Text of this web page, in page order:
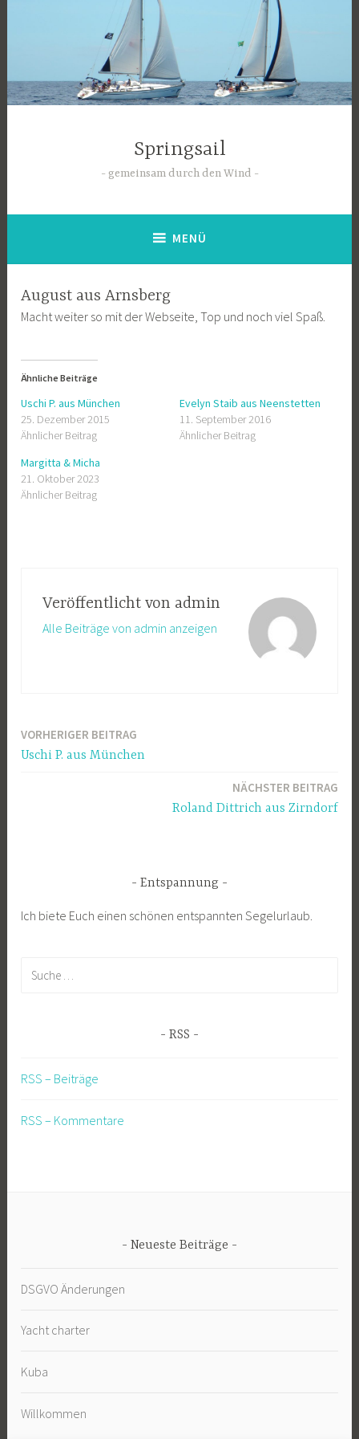
Springsail
gemeinsam durch den Wind
MENÜ
August aus Arnsberg
Macht weiter so mit der Webseite, Top und noch viel Spaß.
Ähnliche Beiträge
Uschi P. aus München
25. Dezember 2015
Ähnlicher Beitrag
Evelyn Staib aus Neenstetten
11. September 2016
Ähnlicher Beitrag
Margitta & Micha
21. Oktober 2023
Ähnlicher Beitrag
Veröffentlicht von admin
Alle Beiträge von admin anzeigen
Beitrags-
VORHERIGER BEITRAG
Uschi P. aus München
NÄCHSTER BEITRAG
Roland Dittrich aus Zirndorf
Entspannung
Ich biete Euch einen schönen entspannten Segelurlaub.
RSS
RSS – Beiträge
RSS – Kommentare
Neueste Beiträge
DSGVO Änderungen
Yacht charter
Kuba
Willkommen